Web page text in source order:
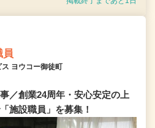
員
ヨウコー御徒町
／創業24周年・安心安定の上
施設職員」を募集！